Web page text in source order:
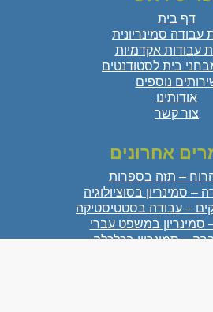
דף בית
עבודה סמינריונית
עבודות אקדמיות
בית לסטודנטים
נוספים
אודותינו
צור קשר
אחרונים
– תזה בספרות
– סמינריון בסוציולוגיה
– עבודה בסטטיסטיקה
במשפט עברי
– סמינריון בכלכלה